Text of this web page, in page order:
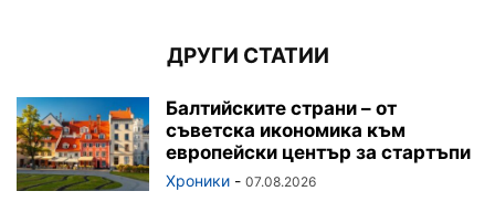
ДРУГИ СТАТИИ
Балтийските страни – от
съветска икономика към
европейски център за стартъпи
Хроники - 07.08.2026